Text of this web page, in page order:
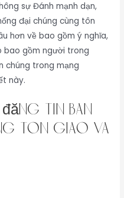
sự Đánh mạnh dạn,
đại chúng cùng tôn
hơn về bao gồm ý nghĩa,
bao gồm người trong
chúng trong mạng
này.
tin bán
Tôn Giáo Và